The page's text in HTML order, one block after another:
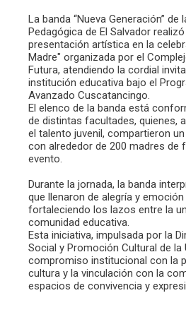
La banda “Nueva Generación” de
Pedagógica de El Salvador
presentación artística en la
Madre" organizada por el
Futura, atendiendo la cordial
institución educativa bajo el
Avanzado Cuscatancingo.
El elenco de la banda está
de distintas facultades, quienes,
el talento juvenil, compartieron
con alrededor de 200 madres de
evento.
Durante la jornada, la banda
que llenaron de alegría y
fortaleciendo los lazos entre la
comunidad educativa.
Esta iniciativa, impulsada por la
Social y Promoción Cultural de la
compromiso institucional con la
cultura y la vinculación con la
espacios de convivencia y